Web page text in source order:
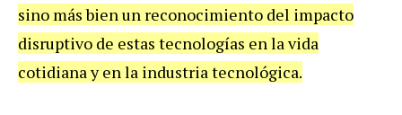
sino más bien un reconocimiento del impacto
disruptivo de estas tecnologías en la vida
cotidiana y en la industria tecnológica.